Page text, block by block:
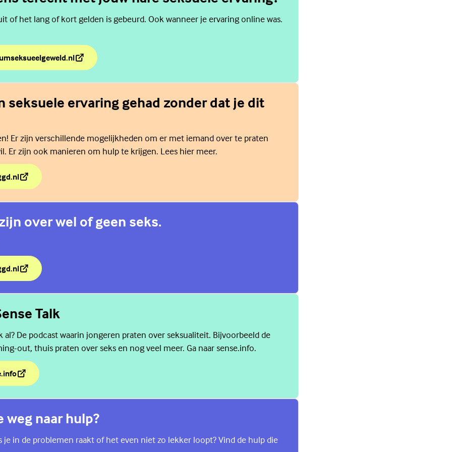
of het lang of kort gelden is gebeurd. Ook wanneer je ervaring online was.
terecht met jouw nare seksuele ervaring?
seksuele ervaring gehad zonder dat je dit
Er zijn verschillende mogelijkheden om er met iemand over te praten
Er zijn ook manieren om hulp te krijgen. Lees hier meer.
seksuele ervaring gehad zonder dat je dit wilde?
over wel of geen seks.
over wel of geen seks.
Talk
al? De podcast waarin jongeren praten over seksualiteit. Bijvoorbeeld de
out, thuis praten over seks en nog veel meer. Ga naar sense.info.
Talk
weg naar hulp?
je in de problemen raakt of het even niet zo lekker loopt? Vind de hulp die